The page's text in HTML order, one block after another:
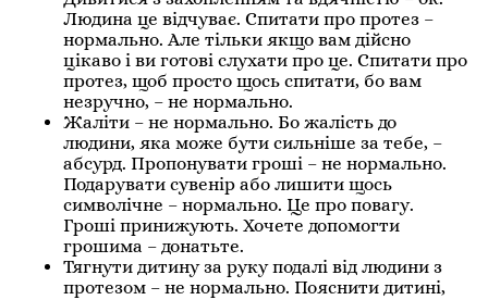
Людина це відчуває. Спитати про протез –
нормально. Але тільки якщо вам дійсно
цікаво і ви готові слухати про це. Спитати про
протез, щоб просто щось спитати, бо вам
незручно, – не нормально.
Жаліти – не нормально. Бо жалість до
людини, яка може бути сильніше за тебе, –
абсурд. Пропонувати гроші – не нормально.
Подарувати сувенір або лишити щось
символічне – нормально. Це про повагу.
Гроші принижують. Хочете допомогти
грошима – донатьте.
Тягнути дитину за руку подалі від людини з
протезом – не нормально. Пояснити дитині,